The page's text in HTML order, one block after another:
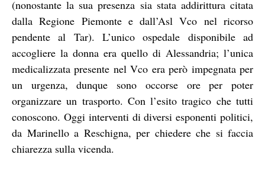
(nonostante la sua presenza sia stata addirittura citata
dalla Regione Piemonte e dall’Asl Vco nel ricorso
pendente al Tar). L’unico ospedale disponibile ad
accogliere la donna era quello di Alessandria; l’unica
medicalizzata presente nel Vco era però impegnata per
un urgenza, dunque sono occorse ore per poter
organizzare un trasporto. Con l’esito tragico che tutti
conoscono. Oggi interventi di diversi esponenti politici,
da Marinello a Reschigna, per chiedere che si faccia
chiarezza sulla vicenda.